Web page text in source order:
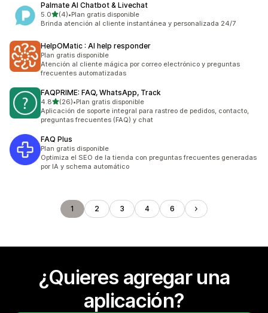
Palmate AI Chatbot & Livechat
5.0de 5 estrellas
(4)
4 reseñas en total
•Plan gratis disponible
Brinda atención al cliente instantánea y personalizada 24/7
HelpOMatic : AI help responder
Plan gratis disponible
Atención al cliente mágica por correo electrónico y preguntas
frecuentes automatizadas
FAQPRIME: FAQ, WhatsApp, Track
4.8de 5 estrellas
(26)
26 reseñas en total
•Plan gratis disponible
Aplicación de soporte integral para rastreo de pedidos, contacto,
preguntas frecuentes (FAQ) y chat
FAQ Plus
Plan gratis disponible
Optimiza el SEO de la tienda con preguntas frecuentes generadas
por IA y schema automático
1 2 3 4 6
¿Quieres agregar una
aplicación?